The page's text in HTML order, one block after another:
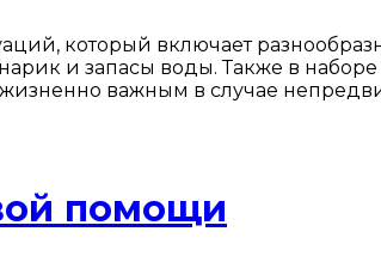
который включает
и запасы воды. Также в
важным в случае
помощи